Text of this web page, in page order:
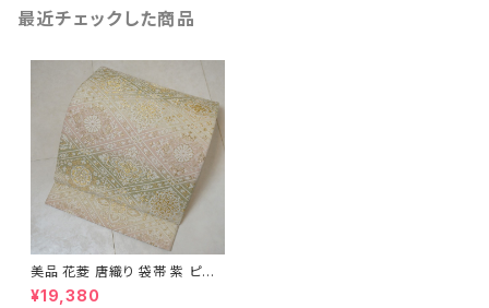
最近チェックした商品
美品 花菱 唐織り 袋帯 紫 ピン
ク 黄緑 白 302
¥19,380